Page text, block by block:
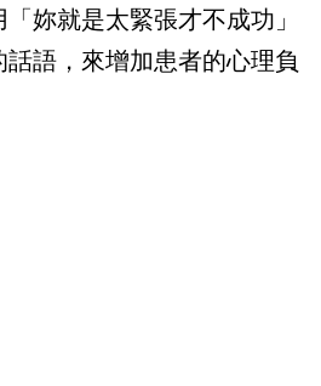
妳就是太緊張才不成功」
語，來增加患者的心理負